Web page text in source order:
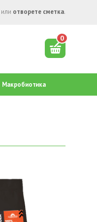
или отворете сметка.
0
Mакробиотика